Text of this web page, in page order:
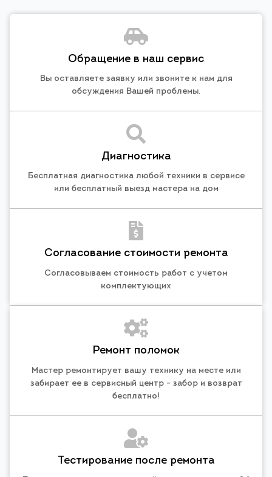
Обращение в наш сервис
Вы оставляете заявку или звоните к нам для
обсуждения Вашей проблемы.
Диагностика
Бесплатная диагностика любой техники в сервисе
или бесплатный выезд мастера на дом
Согласование стоимости ремонта
Согласовываем стоимость работ с учетом
комплектующих
Ремонт поломок
Мастер ремонтирует вашу технику на месте или
забирает ее в сервисный центр - забор и возврат
бесплатно!
Тестирование после ремонта